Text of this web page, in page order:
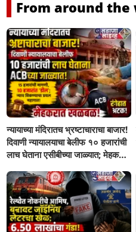
From around the
न्यायाच्या मंदिरातच भ्रष्टाचाराचा बाजार!
दिवाणी न्यायालयाचा बेलीफ १० हजारांची
लाच घेताना एसीबीच्या जाळ्यात; मेहकरात